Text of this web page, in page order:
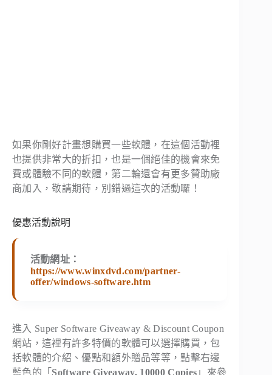
如果你剛好計畫想購買一些軟體，在這個活動裡
也提供非常大的折扣，也是一個絕佳的機會來免
費或體驗不同的軟體，第二輪還會有更多贊助廠
商加入，敬請期待，別錯過這次的活動囉！
優惠活動說明
活動網址：
https://www.winxdvd.com/partner-
offer/windows-software.htm
進入 Super Software Giveaway & Discount Coupon
網站，這裡有許多特價的軟體可以選擇購買，包
括軟體的介紹、優點和額外贈品等等，點擊右邊
藍色的「 Software Giveaway, 10000 Copies 」來參